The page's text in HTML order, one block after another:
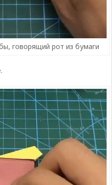
говорящий рот из бумаги